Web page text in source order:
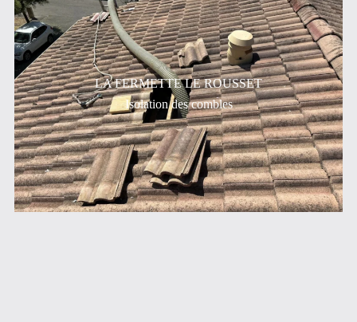
LA FERMETTE LE ROUSSET
Isolation des combles